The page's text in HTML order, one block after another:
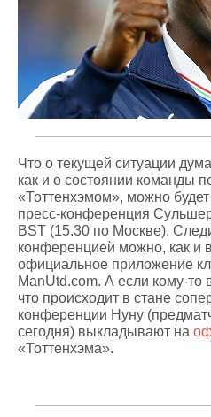
Что о текущей ситуации
как и о состоянии команды
«Тоттенхэмом», можно будет
пресс-конференция
BST (15.30 по Москве).
конференцией можно, как и
официальное приложение
ManUtd.com. А если кому-то
что происходит в стане
конференции Нуну
сегодня) выкладывают на
«Тоттенхэма».